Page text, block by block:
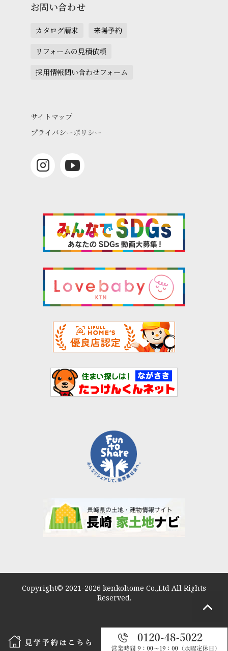
お問い合わせ
カタログ請求 来場予約
リフォームの見積依頼
採用情報問い合わせフォーム
サイトマップ
プライバシーポリシー
Copyright© 2021-2026 kenkohome Co.,Ltd All Rights
Reserved.